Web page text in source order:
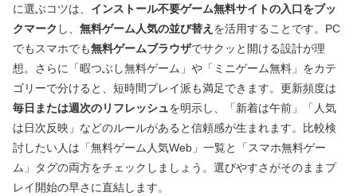
に選ぶコツは、 インストール不要ゲーム無料サイトの入口をブッ
クマーク し、 無料ゲーム人気の並び替え を活用することです。PC
でもスマホでも無料ゲームブラウザでサクッと開ける設計が理
想。さらに「暇つぶし無料ゲーム」や「ミニゲーム無料」をカテ
ゴリーで分けると、短時間プレイ派も満足できます。更新頻度は
毎日または週次のリフレッシュを明示し、「新着は午前」「人気
は日次反映」などのルールがあると信頼感が生まれます。比較検
討したい人は「無料ゲーム人気Web」一覧と「スマホ無料ゲー
ム」タグの両方をチェックしましょう。選びやすさがそのままプ
レイ開始の早さに直結します。